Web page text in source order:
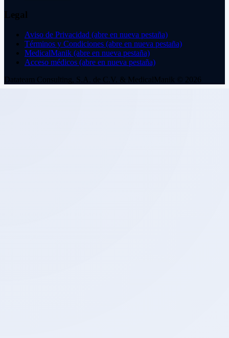
Legal
Aviso de Privacidad (abre en nueva pestaña)
Términos y Condiciones (abre en nueva pestaña)
MedicalManik (abre en nueva pestaña)
Acceso médicos (abre en nueva pestaña)
Datateam Consulting, S.A. de C.V. & MedicalManik © 2026